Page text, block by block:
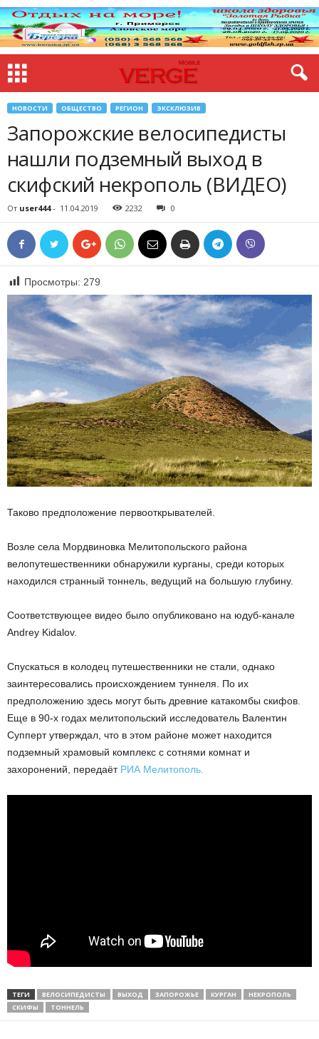
НОВОСТИ ОБЩЕСТВО РЕГИОН ЭКСКЛЮЗИВ
Запорожские велосипедисты
нашли подземный выход в
скифский некрополь (ВИДЕО)
От user444- 11.04.2019 2232 0
Просмотры: 279
Таково предположение первооткрывателей.
Возле села Мордвиновка Мелитопольского района
велопутешественники обнаружили курганы, среди которых
находился странный тоннель, ведущий на большую глубину.
Соответствующее видео было опубликовано на юдуб-канале
Аndrey Kidalov.
Спускаться в колодец путешественники не стали, однако
заинтересовались происхождением туннеля. По их
предположению здесь могут быть древние катакомбы скифов.
Еще в 90-х годах мелитопольский исследователь Валентин
Супперт утверждал, что в этом районе может находится
подземный храмовый комплекс с сотнями комнат и
захоронений, передаётРИА Мелитополь.
ТЕГИ ВЕЛОСИПЕДИСТЫ ВЫХОД ЗАПОРОЖЬЕ КУРГАН
НЕКРОПОЛЬ
СКИФЫ
ТОННЕЛЬ